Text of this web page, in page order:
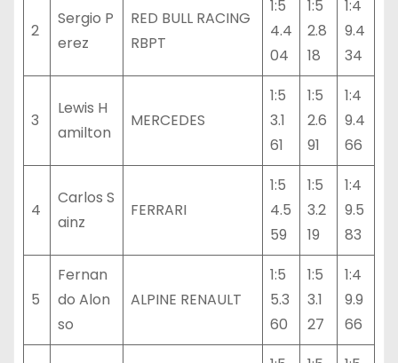
2
Sergio P
erez
RED BULL RACING
RBPT
1:5
4.4
04
1:5
2.8
18
1:4
9.4
34
3
Lewis H
amilton
MERCEDES
1:5
3.1
61
1:5
2.6
91
1:4
9.4
66
4
Carlos S
ainz
FERRARI
1:5
4.5
59
1:5
3.2
19
1:4
9.5
83
5
Fernan
do Alon
so
ALPINE RENAULT
1:5
5.3
60
1:5
3.1
27
1:4
9.9
66